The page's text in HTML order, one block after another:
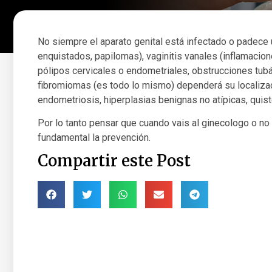
No siempre el aparato genital está infectado o
enquistados, papilomas), vaginitis vanales
pólipos cervicales o endometriales, obstrucciones
fibromiomas (es todo lo mismo) dependerá su
endometriosis, hiperplasias benignas no atípicas,
Por lo tanto pensar que cuando vais al ginecologo o
fundamental la prevención.
Compartir este Post